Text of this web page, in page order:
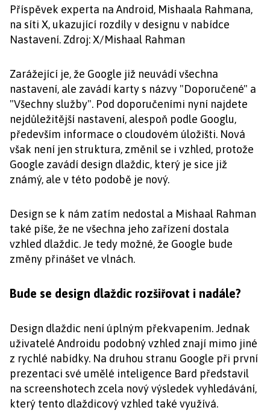
Příspěvek experta na Android, Mishaala Rahmana,
na síti X, ukazující rozdíly v designu v nabídce
Nastavení. Zdroj: X/Mishaal Rahman
Zarážející je, že Google již neuvádí všechna
nastavení, ale zavádí karty s názvy "Doporučené" a
"Všechny služby". Pod doporučeními nyní najdete
nejdůležitější nastavení, alespoň podle Googlu,
především informace o cloudovém úložišti. Nová
však není jen struktura, změnil se i vzhled, protože
Google zavádí design dlaždic, který je sice již
známý, ale v této podobě je nový.
Design se k nám zatím nedostal a Mishaal Rahman
také píše, že ne všechna jeho zařízení dostala
vzhled dlaždic. Je tedy možné, že Google bude
změny přinášet ve vlnách.
Bude se design dlaždic rozšiřovat i nadále?
Design dlaždic není úplným překvapením. Jednak
uživatelé Androidu podobný vzhled znají mimo jiné
z rychlé nabídky. Na druhou stranu Google při první
prezentaci své umělé inteligence Bard představil
na screenshotech zcela nový výsledek vyhledávání,
který tento dlaždicový vzhled také využívá.